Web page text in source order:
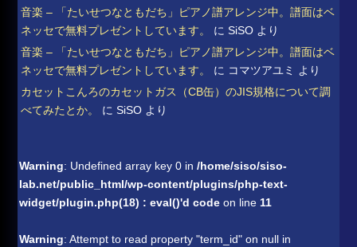
音楽 – 「たいせつなともだち」ピアノ譜アレンジ中。譜面はベ
ネッセで無料プレゼントしています。
にSiSO より
音楽 – 「たいせつなともだち」ピアノ譜アレンジ中。譜面はベ
ネッセで無料プレゼントしています。
に コマツアユミ
より
カセットこんろのカセットガス（CB缶）のJIS規格について調
べてみたとか。
にSiSO より
Warning: Undefined array key 0 in/home/siso/siso-
lab.net/public_html/wp-content/plugins/php-text-
widget/plugin.php(18) : eval()'d code on line11
Warning: Attempt to read property "term_id" on null in